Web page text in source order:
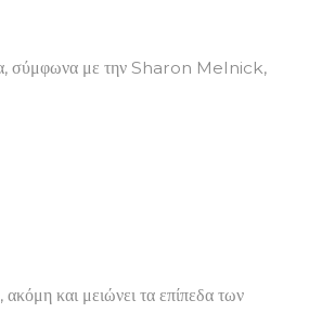
σύμφωνα με την Sharon Melnick,
και μειώνει τα επίπεδα των